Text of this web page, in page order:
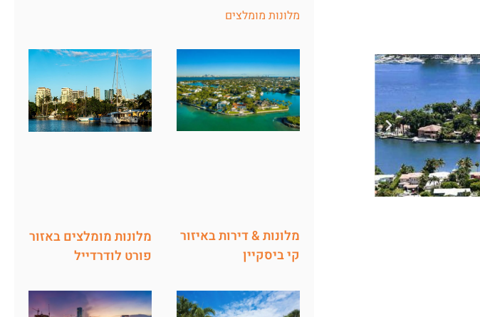
מלונות מומלצים
מלונות & דירות באיזור
קי ביסקיין
מלונות מומלצים באזור
פורט לודרדייל